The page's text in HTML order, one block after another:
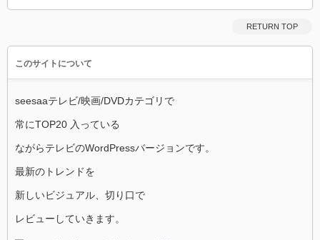
RETURN TOP
このサイトについて
seesaaテレビ/映画/DVDカテゴリで
常にTOP20 入っている
ながらテレビのWordPressバージョンです。
最新のトレンドを
新しいビジュアル、切り口で
レビューしていきます。